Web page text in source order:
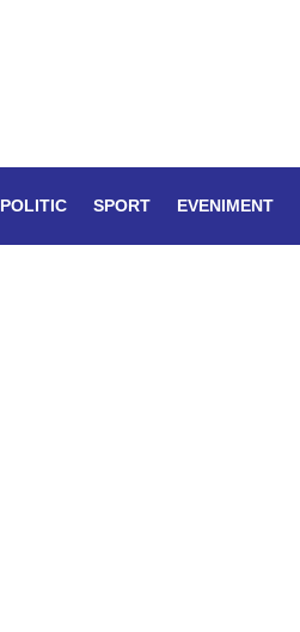
POLITIC SPORT EVENIMENT